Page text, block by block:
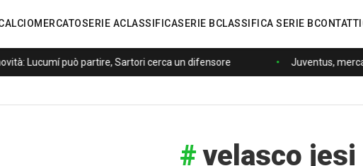
SERIE ACLASSIFICASERIE BCLASSIFICA SERIE BCONTATTI
Lucumí può partire, Sartori cerca un difensore Juventus,
velasco jesi